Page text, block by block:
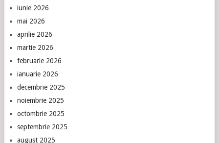
iunie 2026
mai 2026
aprilie 2026
martie 2026
februarie 2026
ianuarie 2026
decembrie 2025
noiembrie 2025
octombrie 2025
septembrie 2025
august 2025